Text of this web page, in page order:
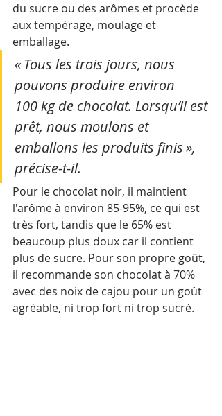
du sucre ou des arômes et procède
aux tempérage, moulage et
emballage.
« Tous les trois jours, nous
pouvons produire environ
100 kg de chocolat. Lorsqu’il est
prêt, nous moulons et
emballons les produits finis »,
précise-t-il.
Pour le chocolat noir, il maintient
l'arôme à environ 85-95%, ce qui est
très fort, tandis que le 65% est
beaucoup plus doux car il contient
plus de sucre. Pour son propre goût,
il recommande son chocolat à 70%
avec des noix de cajou pour un goût
agréable, ni trop fort ni trop sucré.